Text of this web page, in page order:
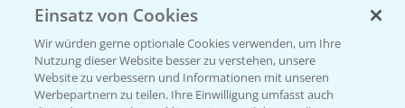
Beratung auf WhatsApp
T.+49 (0)174 346 564 1
KONTAKT
Einsatz von Cookies
Wir würden gerne optionale Cookies verwenden, um Ihre
Nutzung dieser Website besser zu verstehen, unsere
Website zu verbessern und Informationen mit unseren
Werbepartnern zu teilen. Ihre Einwilligung umfasst auch